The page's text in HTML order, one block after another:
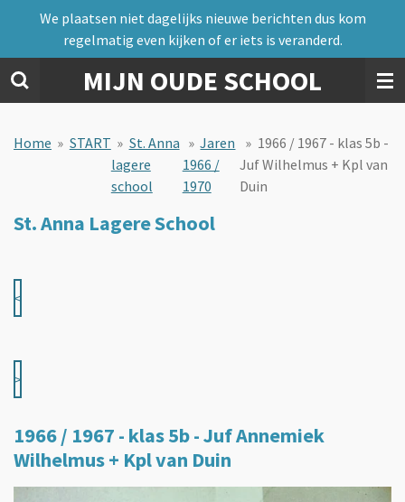
naar
de
hoofdinhoud
MIJN OUDE SCHOOL
We plaatsen niet dagelijks nieuwe berichten dus kom
regelmatig even kijken of er iets is veranderd.
Home » START » St. Anna
lagere
school
» Jaren
1966 /
1970
» 1966 / 1967 - klas 5b -
Juf Wilhelmus + Kpl van
Duin
St. Anna Lagere School
<
>
1966 / 1967 - klas 5b - Juf Annemiek
Wilhelmus + Kpl van Duin